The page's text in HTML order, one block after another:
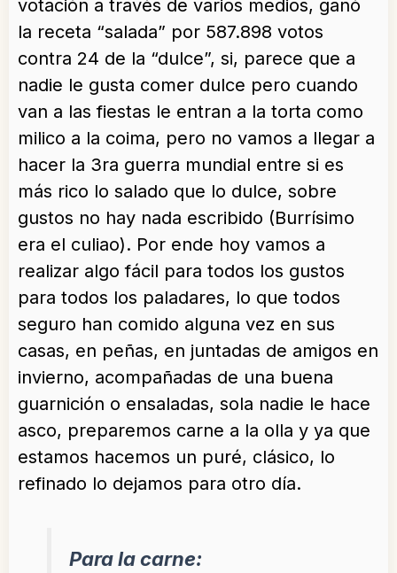
votación a través de varios medios, ganó
la receta “salada” por 587.898 votos
contra 24 de la “dulce”, si, parece que a
nadie le gusta comer dulce pero cuando
van a las fiestas le entran a la torta como
milico a la coima, pero no vamos a llegar a
hacer la 3ra guerra mundial entre si es
más rico lo salado que lo dulce, sobre
gustos no hay nada escribido (Burrísimo
era el culiao). Por ende hoy vamos a
realizar algo fácil para todos los gustos
para todos los paladares, lo que todos
seguro han comido alguna vez en sus
casas, en peñas, en juntadas de amigos en
invierno, acompañadas de una buena
guarnición o ensaladas, sola nadie le hace
asco, preparemos carne a la olla y ya que
estamos hacemos un puré, clásico, lo
refinado lo dejamos para otro día.
Para la carne: